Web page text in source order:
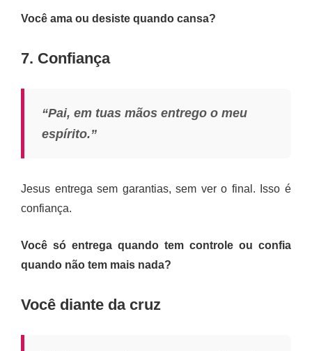
Você ama ou desiste quando cansa?
7. Confiança
“Pai, em tuas mãos entrego o meu
espírito.”
Jesus entrega sem garantias, sem ver o final. Isso é
confiança.
Você só entrega quando tem controle ou confia
quando não tem mais nada?
Você diante da cruz